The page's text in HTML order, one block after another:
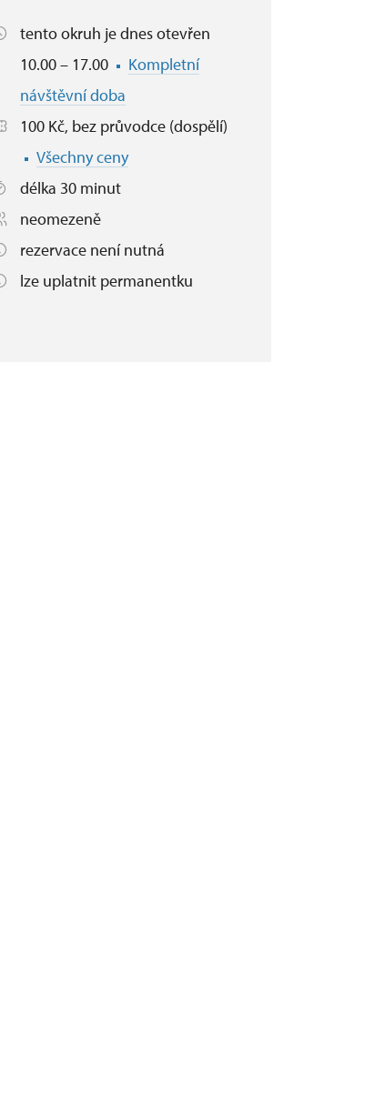
tento okruh je dnes otevřen
10.00 – 17.00
Kompletní
návštěvní doba
100 Kč, bez průvodce (dospělí)
Všechny ceny
délka 30 minut
neomezeně
rezervace není nutná
lze uplatnit permanentku